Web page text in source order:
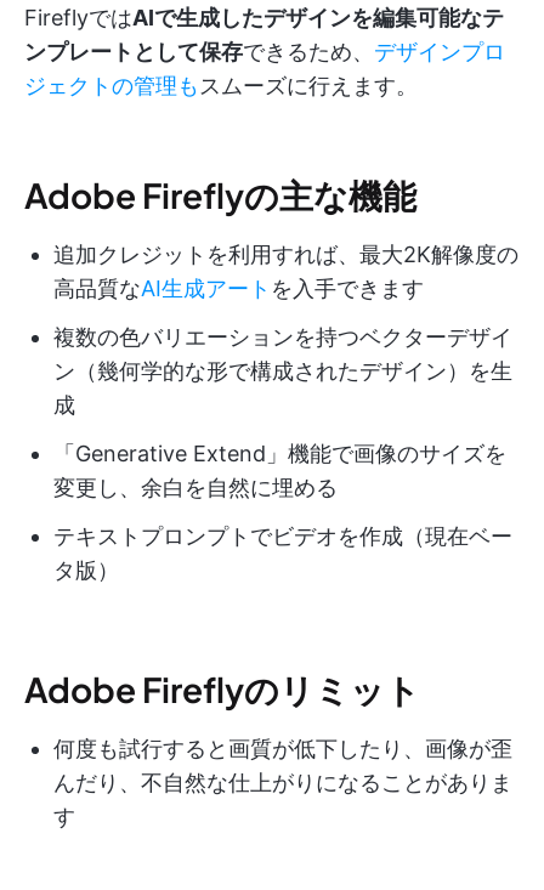
FireflyではAIで生成したデザインを編集可能なテ
ンプレートとして保存できるため、 デザインプロ
ジェクトの管理も スムーズに行えます。
Adobe Fireflyの主な機能
追加クレジットを利用すれば、最大2K解像度の
高品質なAI生成アート を入手できます
複数の色バリエーションを持つベクターデザイ
ン（幾何学的な形で構成されたデザイン）を生
成
「Generative Extend」機能で画像のサイズを
変更し、余白を自然に埋める
テキストプロンプトでビデオを作成（現在ベー
タ版）
Adobe Fireflyのリミット
何度も試行すると画質が低下したり、画像が歪
んだり、不自然な仕上がりになることがありま
す